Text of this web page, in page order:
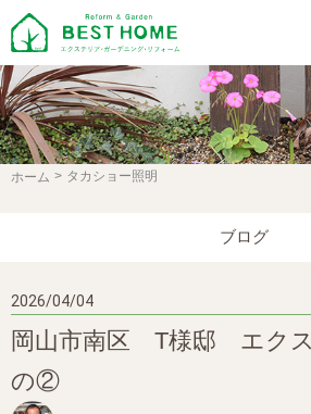
ホーム タカショー照明
ブログ
2026/04/04
岡山市南区 T様邸 エク
の②